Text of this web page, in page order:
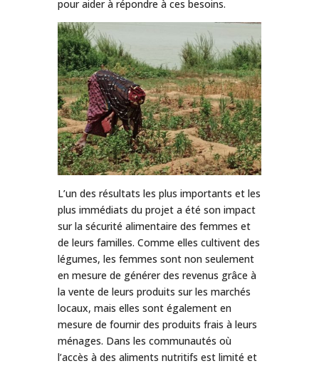
pour aider à répondre à ces besoins.
L’un des résultats les plus importants et les
plus immédiats du projet a été son impact
sur la sécurité alimentaire des femmes et
de leurs familles. Comme elles cultivent des
légumes, les femmes sont non seulement
en mesure de générer des revenus grâce à
la vente de leurs produits sur les marchés
locaux, mais elles sont également en
mesure de fournir des produits frais à leurs
ménages. Dans les communautés où
l’accès à des aliments nutritifs est limité et